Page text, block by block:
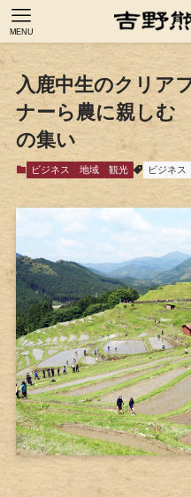
MENU
入鹿中生のクリア
ナーら農に親しむ
の集い
ビジネス 地域 観光 ビジネス